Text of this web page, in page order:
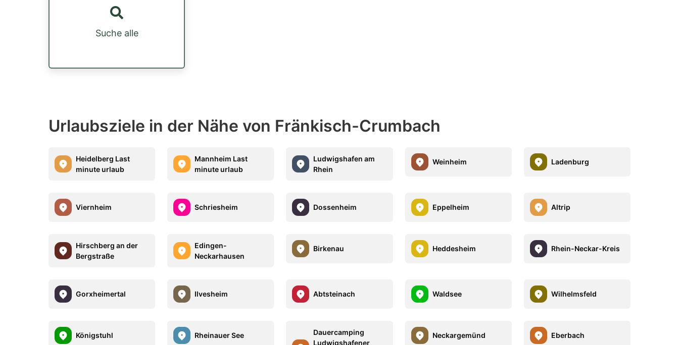
Suche alle
Urlaubsziele in der Nähe von Fränkisch-Crumbach
Heidelberg Last
minute urlaub
Mannheim Last
minute urlaub
Ludwigshafen am
Rhein
Weinheim Ladenburg
Viernheim Schriesheim Dossenheim Eppelheim Altrip
Hirschberg an der
Bergstraße
Edingen-
Neckarhausen
Birkenau Heddesheim Rhein-Neckar-Kreis
Gorxheimertal Ilvesheim Abtsteinach Waldsee Wilhelmsfeld
Königstuhl Rheinauer See
Dauercamping
Ludwigshafener
Neckargemünd Eberbach